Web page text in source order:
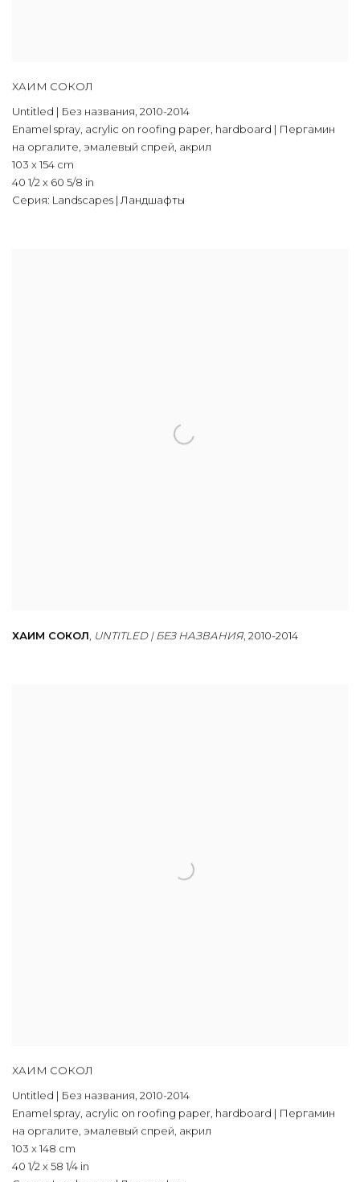
ХАИМ СОКОЛ
Untitled | Без названия, 2010-2014
Enamel spray, acrylic on roofing paper, hardboard | Пергамин
на оргалите, эмалевый спрей, акрил
103 x 154 cm
40 1/2 x 60 5/8 in
Серия: Landscapes | Ландшафты
ХАИМ СОКОЛ, UNTITLED | БЕЗ НАЗВАНИЯ, 2010-2014
ХАИМ СОКОЛ
Untitled | Без названия, 2010-2014
Enamel spray, acrylic on roofing paper, hardboard | Пергамин
на оргалите, эмалевый спрей, акрил
103 x 148 cm
40 1/2 x 58 1/4 in